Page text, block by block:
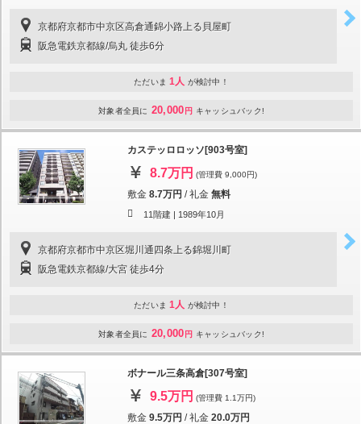
京都府京都市中京区高倉通錦小路上る貝屋町
阪急電鉄京都線/烏丸 徒歩6分
ただいま 1人 が検討中！
対象者全員に 20,000 円 キャッシュバック!
カステッロロッソ[903号室]
8.7万円 (管理費 9,000円)
敷金 8.7万円 /礼金 無料
11階建 | 1989年10月
京都府京都市中京区堀川通四条上る錦堀川町
阪急電鉄京都線/大宮 徒歩4分
ただいま 1人 が検討中！
対象者全員に 20,000 円 キャッシュバック!
ボナール三条高倉[307号室]
9.5万円 (管理費 1.1万円)
敷金 9.5万円 /礼金 20.0万円